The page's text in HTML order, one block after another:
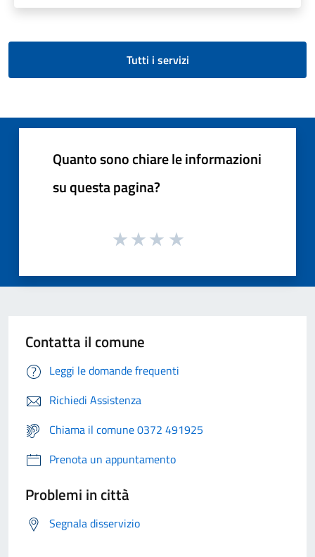
Tutti i servizi
Quanto sono chiare le informazioni
su questa pagina?
Contatta il comune
Leggi le domande frequenti
Richiedi Assistenza
Chiama il comune 0372 491925
Prenota un appuntamento
Problemi in città
Segnala disservizio